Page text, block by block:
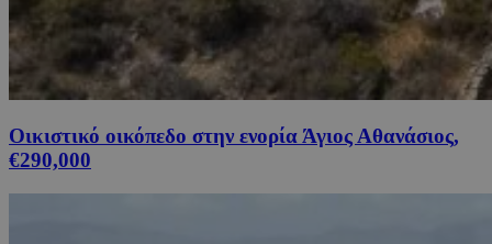
Οικιστικό οικόπεδο στην ενορία Άγιος Αθανάσιος,
€290,000